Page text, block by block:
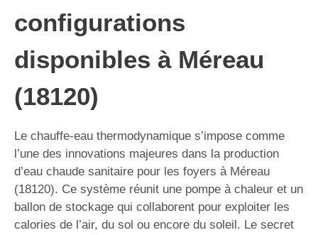
configurations
disponibles à Méreau
(18120)
Le chauffe-eau thermodynamique s’impose comme
l’une des innovations majeures dans la production
d’eau chaude sanitaire pour les foyers à Méreau
(18120). Ce système réunit une pompe à chaleur et un
ballon de stockage qui collaborent pour exploiter les
calories de l’air, du sol ou encore du soleil. Le secret